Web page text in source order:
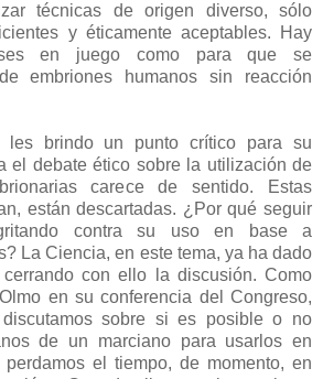
técnicas de origen diverso, sólo
y éticamente aceptables. Hay
en juego como para que se
embriones humanos sin reacción
les brindo un punto crítico para su
el debate ético sobre la utilización de
carece de sentido. Estas
están descartadas. ¿Por qué seguir
gritando contra su uso en base a
La Ciencia, en este tema, ya ha dado
con ello la discusión. Como
en su conferencia del Congreso,
sobre si es posible o no
de un marciano para usarlos en
el tiempo, de momento, en